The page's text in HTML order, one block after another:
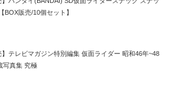
BOX販売/10個セット】
】テレビマガジン特別編集 仮面ライダー 昭和46年~48
写真集 究極